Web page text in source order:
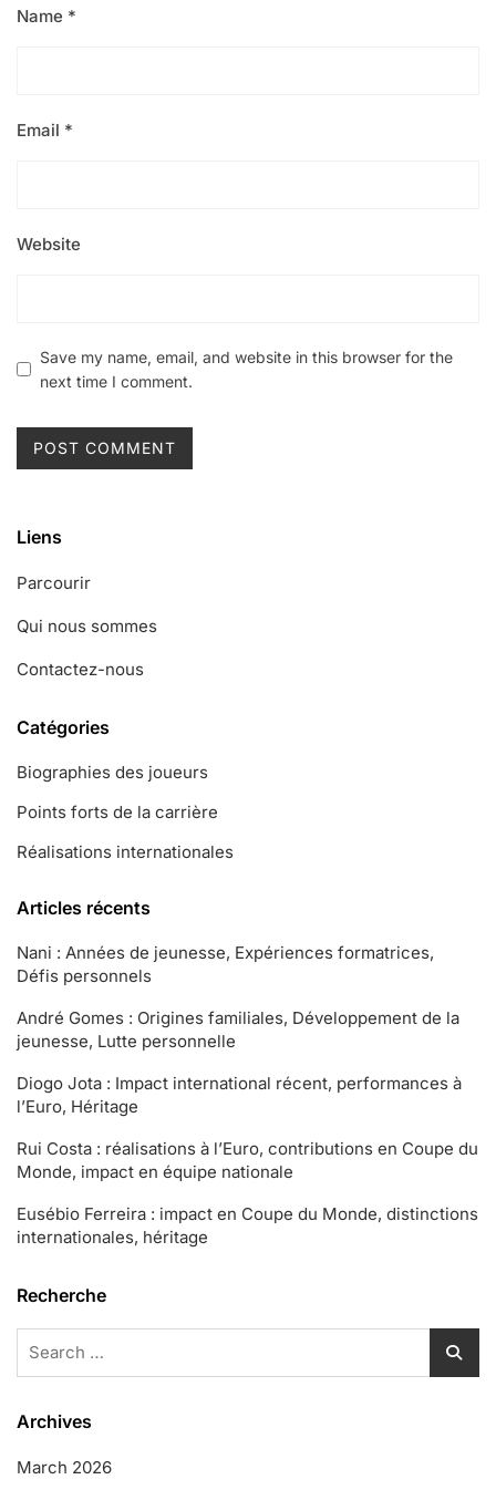
Name *
Email *
Website
Save my name, email, and website in this browser for the
next time I comment.
Liens
Parcourir
Qui nous sommes
Contactez-nous
Catégories
Biographies des joueurs
Points forts de la carrière
Réalisations internationales
Articles récents
Nani : Années de jeunesse, Expériences formatrices,
Défis personnels
André Gomes : Origines familiales, Développement de la
jeunesse, Lutte personnelle
Diogo Jota : Impact international récent, performances à
l’Euro, Héritage
Rui Costa : réalisations à l’Euro, contributions en Coupe du
Monde, impact en équipe nationale
Eusébio Ferreira : impact en Coupe du Monde, distinctions
internationales, héritage
Recherche
Archives
March 2026